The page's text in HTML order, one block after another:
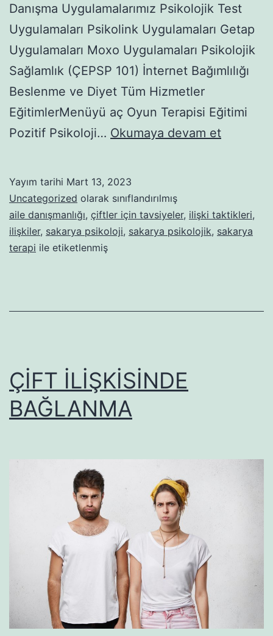
Danışma Uygulamalarımız Psikolojik Test
Uygulamaları Psikolink Uygulamaları Getap
Uygulamaları Moxo Uygulamaları Psikolojik
Sağlamlık (ÇEPSP 101) İnternet Bağımlılığı
Beslenme ve Diyet Tüm Hizmetler
EğitimlerMenüyü aç Oyun Terapisi Eğitimi
Pozitif Psikoloji… Okumaya devam etYAYGIN
Yayım tarihi Mart 13, 2023
Uncategorized olarak sınıflandırılmış
aile danışmanlığı, çiftler için tavsiyeler, ilişki taktikleri,
ilişkiler, sakarya psikoloji, sakarya psikolojik, sakarya
terapi ile etiketlenmiş
ÇİFT İLİŞKİSİNDE
BAĞLANMA